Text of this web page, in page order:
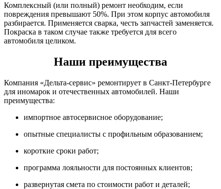
Комплексный (или полный) ремонт необходим, если
повреждения превышают 50%. При этом корпус автомобиля
разбирается. Применяется сварка, честь запчастей заменяется.
Покраска в таком случае также требуется для всего
автомобиля целиком.
Наши преимущества
Компания «Дельта-сервис» ремонтирует в Санкт-Петербурге
для иномарок и отечественных автомобилей. Наши
преимущества:
импортное автосервисное оборудование;
опытные специалисты с профильным образованием;
короткие сроки работ;
программа лояльности для постоянных клиентов;
развернутая смета по стоимости работ и деталей;